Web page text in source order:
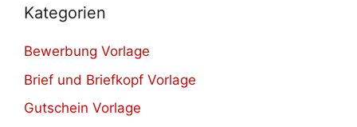
Kategorien
Bewerbung Vorlage
Brief und Briefkopf Vorlage
Gutschein Vorlage